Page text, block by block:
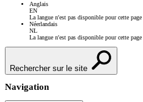
Anglais
EN
La langue n'est pas disponible pour cette page
Néerlandais
NL
La langue n'est pas disponible pour cette page
Rechercher sur le site
Navigation